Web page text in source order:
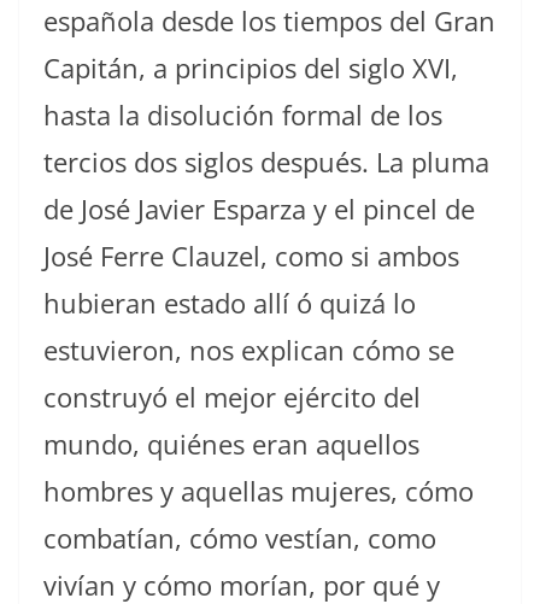
española desde los tiempos del Gran
Capitán, a principios del siglo XVI,
hasta la disolución formal de los
tercios dos siglos después. La pluma
de José Javier Esparza y el pincel de
José Ferre Clauzel, como si ambos
hubieran estado allí ó quizá lo
estuvieron, nos explican cómo se
construyó el mejor ejército del
mundo, quiénes eran aquellos
hombres y aquellas mujeres, cómo
combatían, cómo vestían, como
vivían y cómo morían, por qué y